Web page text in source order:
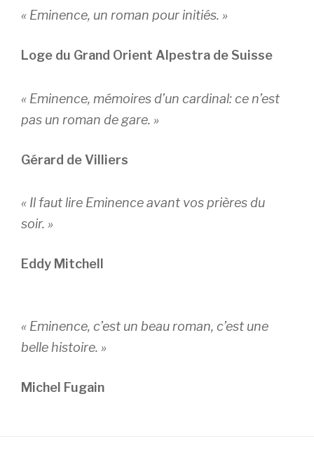
« Eminence, un roman pour initiés. »
Loge du Grand Orient Alpestra de Suisse
« Eminence, mémoires d’un cardinal: ce n’est
pas un roman de gare. »
Gérard de Villiers
« Il faut lire Eminence avant vos prières du
soir. »
Eddy Mitchell
« Eminence, c’est un beau roman, c’est une
belle histoire. »
Michel Fugain